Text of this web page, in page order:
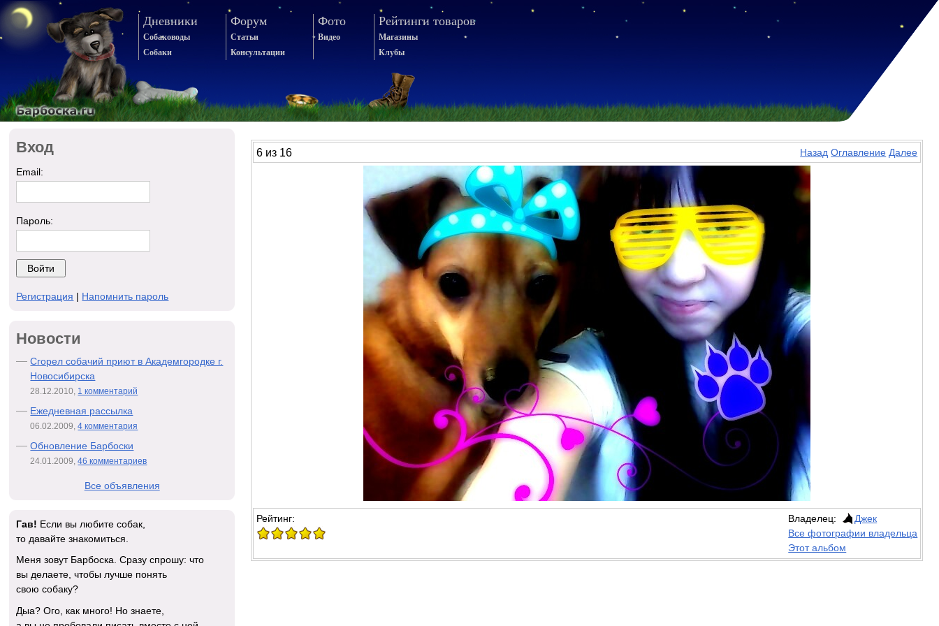
Дневники
Собаководы
Собаки
Форум
Статьи
Консультации
Фото
Видео
Рейтинги товаров
Магазины
Клубы
6 из 16 Назад Оглавление Далее
Рейтинг: Владелец:
Джек
Все фотографии владельца
Этот альбом
Вход
Email:
Пароль:
Регистрация | Напомнить пароль
Новости
Сгорел собачий приют в Академгородке г.
Новосибирска
28.12.2010, 1 комментарий
Ежедневная рассылка
06.02.2009,4 комментария
Обновление Барбоски
24.01.2009,46 комментариев
Все объявления
Гав! Если вы любите собак,
то давайте знакомиться.
Меня зовут Барбоска. Сразу спрошу: что
вы делаете, чтобы лучше понять
свою собаку?
Дыа? Ого, как много! Но знаете,